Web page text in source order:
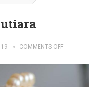
COMMENTS OFF